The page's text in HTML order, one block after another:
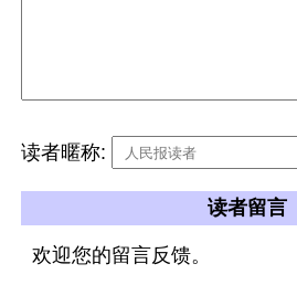
读者暱称:
读者留言
欢迎您的留言反馈。